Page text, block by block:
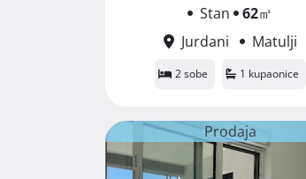
Stan 62㎡
Jurdani
Matulji
2 sobe 1 kupaonice
Prodaja